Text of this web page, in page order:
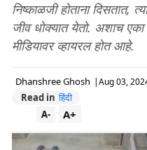
निष्काळजी होताना दिसतात,
जीव धोक्यात येतो. अशाच
मीडियावर व्हायरल होत आहे.
Dhanshree Ghosh |Aug 03,
Read in हिंदी
A+
A-